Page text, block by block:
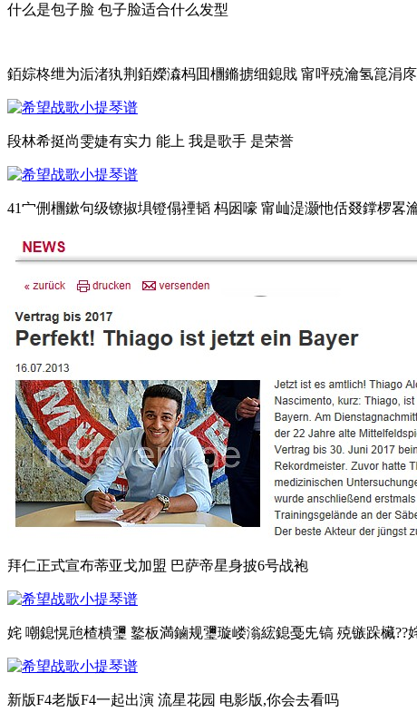
什么是包子脸 包子脸适合什么发型
銆婃柊绁为洉渚犱荆銆嬫潹杩囬檲鏅掳细鎴戝 甯呯殑瀹氢箟涓
段林希挺尚雯婕有实力 能上 我是歌手 是荣誉
41宀侀檲鏉句级镣掓埧镫傝禋韬 杩囦嚎 甯屾湜灏忚佸叕鐣椤畧
拜仁正式宣布蒂亚戈加盟 巴萨帝星身披6号战袍
姹 嘲鎴愰兘楂樻瓕 鐜板満鏀规瓕璇嵝滃綋鎴戞兂镐 殑镞跺欌
新版F4老版F4一起出演 流星花园 电影版,你会去看吗